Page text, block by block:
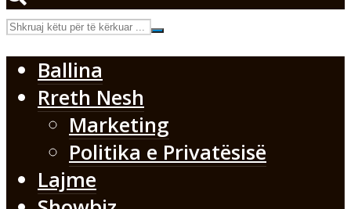
Ballina
Rreth Nesh
Marketing
Politika e Privatësisë
Lajme